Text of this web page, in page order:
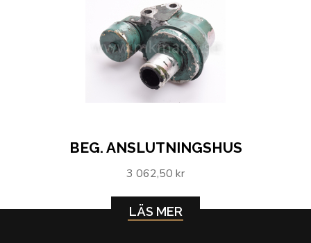
BEG. ANSLUTNINGSHUS
3 062,50 kr
LÄS MER